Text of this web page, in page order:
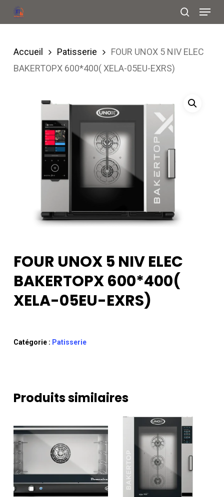
Skip
to
content
search
Menu
Accueil Patisserie
FOUR UNOX 5 NIV ELEC
BAKERTOPX 600*400( XELA-05EU-EXRS)
FOUR UNOX 5 NIV ELEC
BAKERTOPX 600*400(
XELA-05EU-EXRS)
Catégorie : Patisserie
Produits similaires
Menu